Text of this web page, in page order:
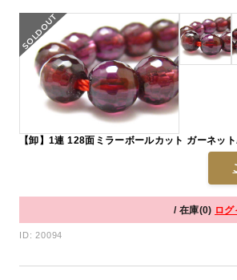
【卸】1連 128面ミラーボールカット ガーネッ
/ 在庫(0) ロ
ID: 20094